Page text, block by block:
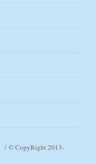
© CopyRight 2013-